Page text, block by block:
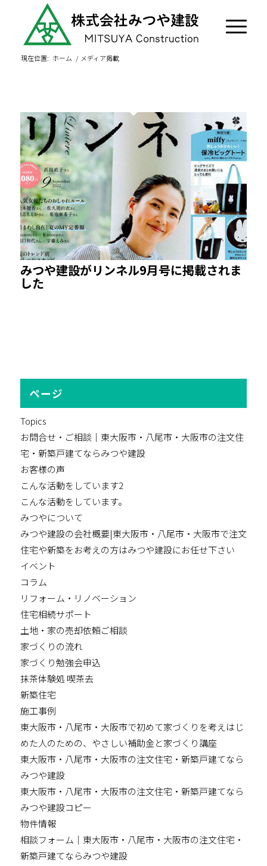
現在位置: ホーム / メディア掲載
みつや建設がリンネル9月号に掲載されま
した
ページ
Topics
お問合せ・ご相談｜東大阪市・八尾市・大阪市の注文住
宅・新築戸建てならみつや建設
お客様の声
こんな活動をしています2
こんな活動をしています。
みつやについて
みつや建設の会社概要|東大阪市・八尾市・大阪市で注文
住宅や新築をお考えの方はみつや建設にお任せ下さい
イベント
コラム
リフォーム・リノベーション
住宅相続サポート
土地・家の売却依頼ご相談
家づくりの流れ
家づくり勉強会申込
抹茶体験処 喫茶去
新築住宅
施工事例
東大阪市・八尾市・大阪市で初めて家づくりを考えはじ
めた人のための、やさしい補助金と家づくり講座
東大阪市・八尾市・大阪市の注文住宅・新築戸建てなら
みつや建設
東大阪市・八尾市・大阪市の注文住宅・新築戸建てなら
みつや建設コピー
物件情報
相談フォーム｜東大阪市・八尾市・大阪市の注文住宅・
新築戸建てならみつや建設